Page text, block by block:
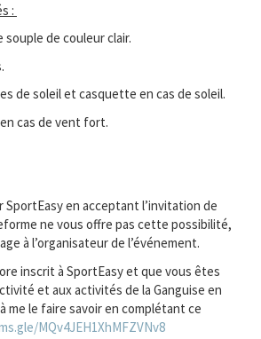
:
souple de couleur clair.
de soleil et casquette en cas de soleil.
cas de vent fort.
SportEasy en acceptant l’invitation de
ne vous offre pas cette possibilité,
à l’organisateur de l’événement.
inscrit à SportEasy et que vous êtes
et aux activités de la Ganguise en
me le faire savoir en complétant ce
MQv4JEH1XhMFZVNv8